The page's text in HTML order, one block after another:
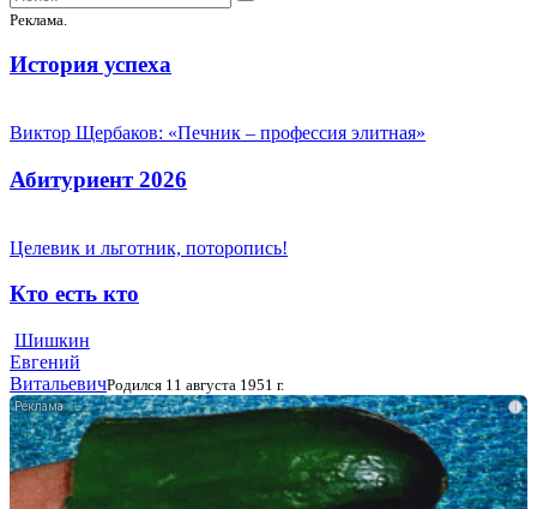
Реклама.
История успеха
Виктор Щербаков: «Печник – профессия элитная»
Абитуриент 2026
Целевик и льготник, поторопись!
Кто есть кто
Шишкин
Евгений
ВитальевичРодился 11 августа 1951 г.
i